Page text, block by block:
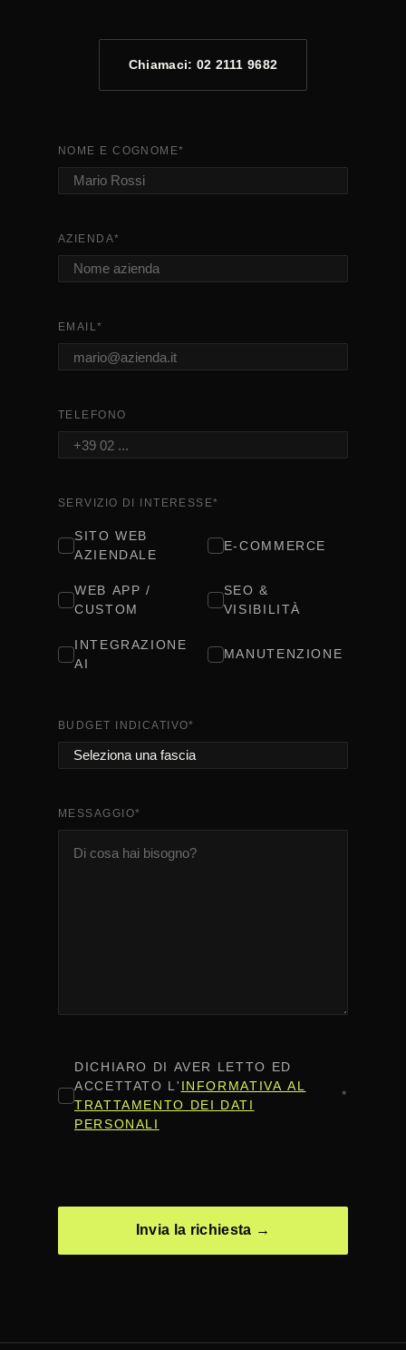
Chiamaci: 02 2111 9682
NOME E COGNOME*
AZIENDA*
EMAIL*
TELEFONO
SERVIZIO DI INTERESSE*
SITO WEB
AZIENDALE
E-COMMERCE
WEB APP /
CUSTOM
SEO &
VISIBILITÀ
INTEGRAZIONE
AI
MANUTENZIONE
BUDGET INDICATIVO*
MESSAGGIO*
CONSENSO*
DICHIARO DI AVER LETTO ED
ACCETTATO L' INFORMATIVA AL
TRATTAMENTO DEI DATI
PERSONALI
*